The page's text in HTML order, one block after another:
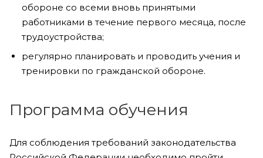
обороне со всеми вновь принятыми
работниками в течение первого месяца, после
трудоустройства;
регулярно планировать и проводить учения и
тренировки по гражданской обороне.
Программа обучения
Для соблюдения требований законодательства